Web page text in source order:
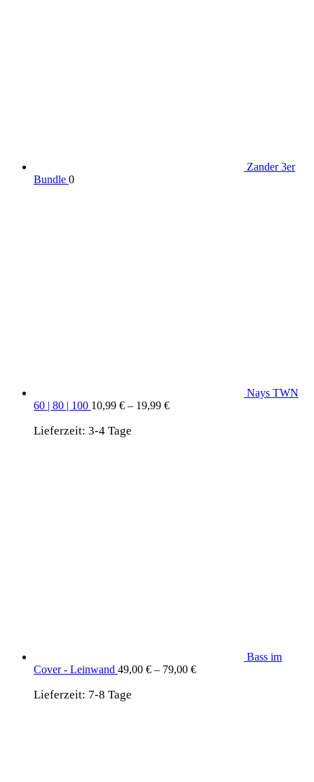
Zander 3er
Bundle 0
Nays TWN
60 | 80 | 100 10,99 € – 19,99 €
Lieferzeit: 3-4 Tage
Bass im
Cover - Leinwand 49,00 € – 79,00 €
Lieferzeit: 7-8 Tage